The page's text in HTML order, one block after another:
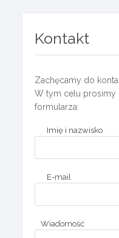
Kontakt
Zachęcamy do
W tym celu prosimy
formularza:
Imię i nazwisko
E-mail
Wiadomość